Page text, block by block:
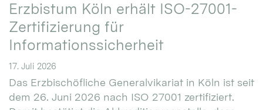
Erzbistum Köln erhält ISO-27001-
Zertifizierung für
Informationssicherheit
17. Juli 2026
Das Erzbischöfliche Generalvikariat in Köln ist seit
dem 26. Juni 2026 nach ISO 27001 zertifiziert.